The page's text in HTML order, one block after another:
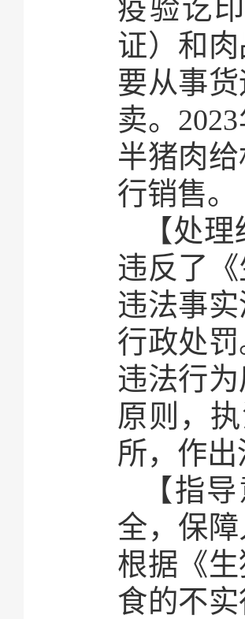
疫验讫
证）和
要从事
卖。
半猪肉
行销售。
【处
违反了
违法事
行政处
违法行
原则，
所，作
【指
全，保
根据《
食的不